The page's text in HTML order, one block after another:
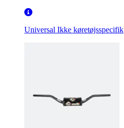
Universal Ikke køretøjsspecifik